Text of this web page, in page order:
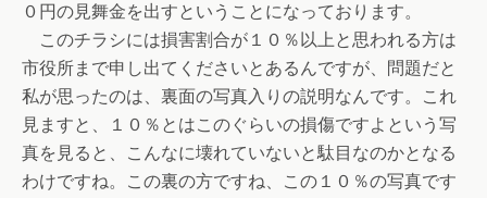
０円の見舞金を出すということになっております。
このチラシには損害割合が１０％以上と思われる方は
市役所まで申し出てくださいとあるんですが、問題だと
私が思ったのは、裏面の写真入りの説明なんです。これ
見ますと、１０％とはこのぐらいの損傷ですよという写
真を見ると、こんなに壊れていないと駄目なのかとなる
わけですね。この裏の方ですね、この１０％の写真です